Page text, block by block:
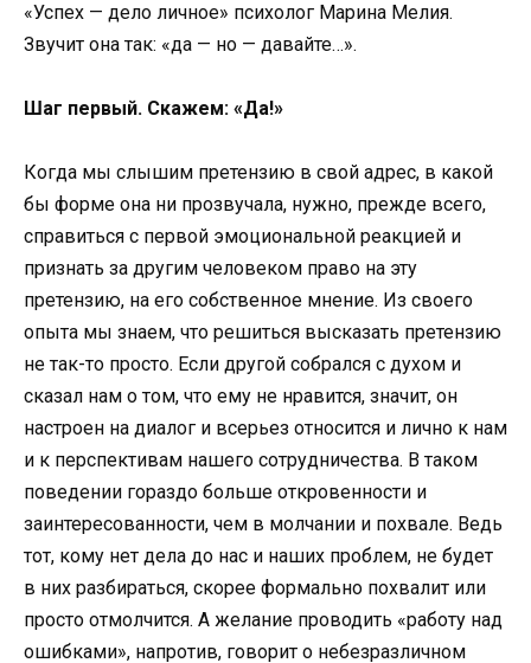
«Успех — дело личное» психолог Марина Мелия.
Звучит она так: «да — но — давайте…».
Шаг первый. Скажем: «Да!»
Когда мы слышим претензию в свой адрес, в какой
бы форме она ни прозвучала, нужно, прежде всего,
справиться с первой эмоциональной реакцией и
признать за другим человеком право на эту
претензию, на его собственное мнение. Из своего
опыта мы знаем, что решиться высказать претензию
не так-то просто. Если другой собрался с духом и
сказал нам о том, что ему не нравится, значит, он
настроен на диалог и всерьез относится и лично к нам
и к перспективам нашего сотрудничества. В таком
поведении гораздо больше откровенности и
заинтересованности, чем в молчании и похвале. Ведь
тот, кому нет дела до нас и наших проблем, не будет
в них разбираться, скорее формально похвалит или
просто отмолчится. А желание проводить «работу над
ошибками», напротив, говорит о небезразличном